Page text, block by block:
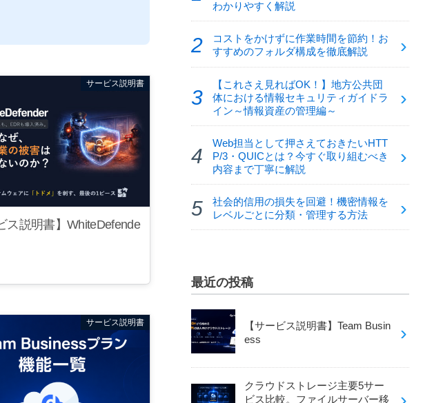
サービス説明書
ス説明書】WhiteDefende
サービス説明書
わかりやすく解説
コストをかけずに作業時間を節約！お
すすめのフォルダ構成を徹底解説
【これさえ見ればOK！】地方公共団
体における情報セキュリティガイドラ
イン～情報資産の管理編～
Web担当として押さえておきたいHTT
P/3・QUICとは？今すぐ取り組むべき
内容まで丁寧に解説
社会的信用の損失を回避！機密情報を
レベルごとに分類・管理する方法
最近の投稿
【サービス説明書】Team Busin
ess
クラウドストレージ主要5サー
ビス比較。ファイルサーバー移